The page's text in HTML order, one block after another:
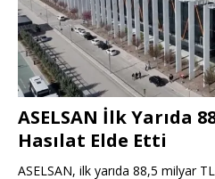
ASELSAN İlk Yarıda
Hasılat Elde Etti
ASELSAN, ilk yarıda 88,5 milyar